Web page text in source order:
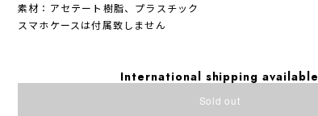
素材：アセテート樹脂、プラスチック
スマホケースは付属致しません
International shipping available
Sold out